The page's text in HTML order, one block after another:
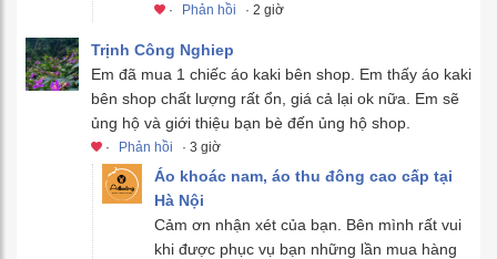
· Phản hồi · 2 giờ
Trịnh Công Nghiep
Em đã mua 1 chiếc áo kaki bên shop. Em thấy áo kaki
bên shop chất lượng rất ổn, giá cả lại ok nữa. Em sẽ
ủng hộ và giới thiệu bạn bè đến ủng hộ shop.
· Phản hồi · 3 giờ
Áo khoác nam, áo thu đông cao cấp tại
Hà Nội
Cảm ơn nhận xét của bạn. Bên mình rất vui
khi được phục vụ bạn những lần mua hàng